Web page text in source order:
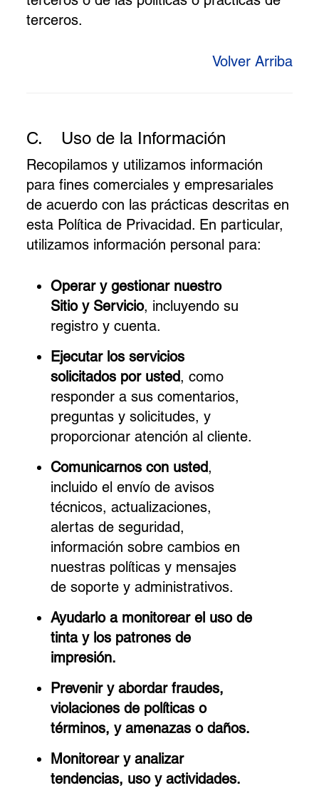
terceros.
Volver Arriba
C. Uso de la Información
Recopilamos y utilizamos información
para fines comerciales y empresariales
de acuerdo con las prácticas descritas en
esta Política de Privacidad. En particular,
utilizamos información personal para:
Operar y gestionar nuestro
Sitio y Servicio, incluyendo su
registro y cuenta.
Ejecutar los servicios
solicitados por usted, como
responder a sus comentarios,
preguntas y solicitudes, y
proporcionar atención al cliente.
Comunicarnos con usted,
incluido el envío de avisos
técnicos, actualizaciones,
alertas de seguridad,
información sobre cambios en
nuestras políticas y mensajes
de soporte y administrativos.
Ayudarlo a monitorear el uso de
tinta y los patrones de
impresión.
Prevenir y abordar fraudes,
violaciones de políticas o
términos, y amenazas o daños.
Monitorear y analizar
tendencias, uso y actividades.